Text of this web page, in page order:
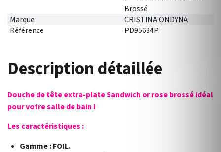
Brossé
Marque
CRISTINA ONDYNA
Référence
PD95634P
Description détaillée
Douche de tête extra-plate Sandwich or rose brossé idéal
pour votre salle de bain !
Les caractéristiques :
Gamme : FOIL.